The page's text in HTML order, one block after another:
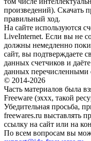
произведений). Скачать
правильный ход.
На сайте используются
LiveInternet. Если вы не
должны немедленно
сайт, вы подтверждаете
данных счетчиков и
данных перечисленными
© 2014-2026
Часть материалов была
Freeware (эххх, такой
Убедительная просьба,
freewares.ru выставлять
ссылку на сайт или на
По всем вопросам вы